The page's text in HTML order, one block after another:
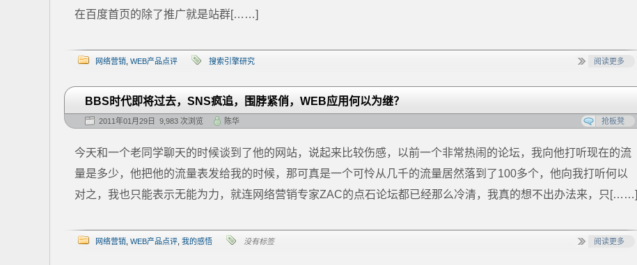
在百度首页的除了推广就是站群[……]
网络营销 WEB产品点评 搜索引擎研究 阅读更多
BBS时代即将过去，SNS疯追，围脖紧俏，WEB应用何以为继？
2011年01月29日 9,983 次浏览 陈华 抢板凳
今天和一个老同学聊天的时候谈到了他的网站，说起来比较伤感，以前一个非常热闹的论坛，我向他打听现在的流
量是多少，他把他的流量表发给我的时候，那可真是一个可怜从几千的流量居然落到了100多个，他向我打听何以
对之，我也只能表示无能为力，就连网络营销专家ZAC的点石论坛都已经那么冷清，我真的想不出办法来，只[……]
网络营销 WEB产品点评 我的感悟 没有标签 阅读更多